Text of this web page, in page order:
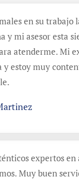
en su trabajo
y mi asesor esta
atenderme. Mi
y estoy muy
expertos
Muy buen